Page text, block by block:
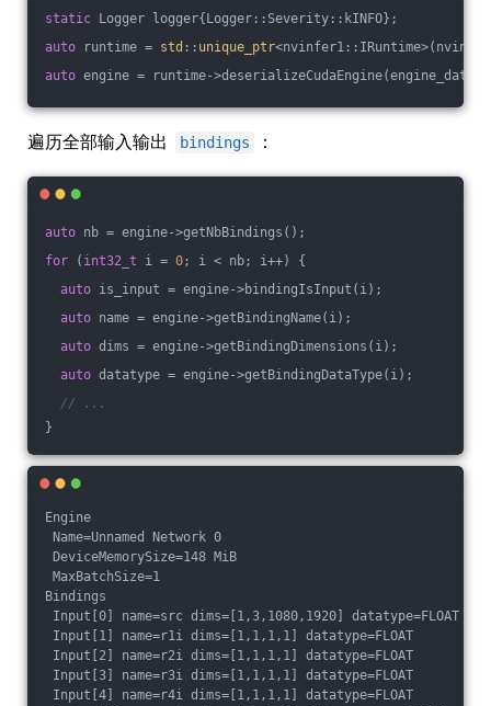
static Logger logger{Logger::Severity::kINFO};
auto runtime = std :: unique_ptr
auto engine = runtime-
遍历全部输入输出 bindings ：
auto nb = engine->getNbBindings();
for ( int32_t i = 0; i < nb; i++) {
auto is_input = engine->bindingIsInput(i);
auto name = engine->getBindingName(i);
auto dims = engine->getBindingDimensions(i);
auto datatype = engine->getBindingDataType(i);
// ...
}
Engine
Name=Unnamed Network 0
DeviceMemorySize=148 MiB
MaxBatchSize=1
Bindings
Input[0] name=src dims=[1,3,1080,1920] datatype=FLOAT
Input[1] name=r1i dims=[1,1,1,1] datatype=FLOAT
Input[2] name=r2i dims=[1,1,1,1] datatype=FLOAT
Input[3] name=r3i dims=[1,1,1,1] datatype=FLOAT
Input[4] name=r4i dims=[1,1,1,1] datatype=FLOAT